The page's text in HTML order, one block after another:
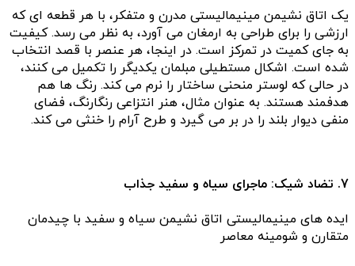
یک اتاق نشیمن مینیمالیستی مدرن و متفکر، با هر قطعه ای که
ارزشی را برای طراحی به ارمغان می آورد، به نظر می رسد. کیفیت
به جای کمیت در تمرکز است. در اینجا، هر عنصر با قصد انتخاب
شده است. اشکال مستطیلی مبلمان یکدیگر را تکمیل می کنند،
در حالی که لوستر منحنی ساختار را نرم می کند. رنگ ها هم
هدفمند هستند. به عنوان مثال، هنر انتزاعی رنگارنگ، فضای
منفی دیوار بلند را در بر می گیرد و طرح آرام را خنثی می کند.
7. تضاد شیک: ماجرای سیاه و سفید جذاب
ایده های مینیمالیستی اتاق نشیمن سیاه و سفید با چیدمان
متقارن و شومینه معاصر